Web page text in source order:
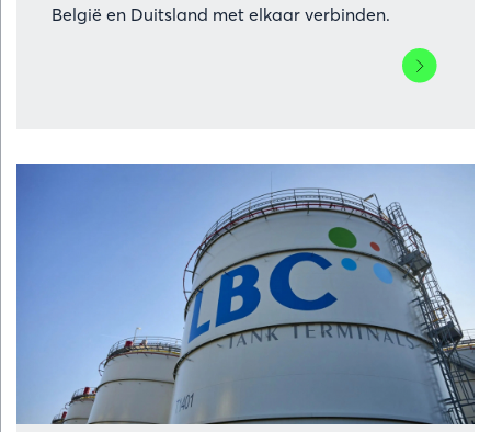
België en Duitsland met elkaar verbinden.
Lees
meer
Nederland
bekend